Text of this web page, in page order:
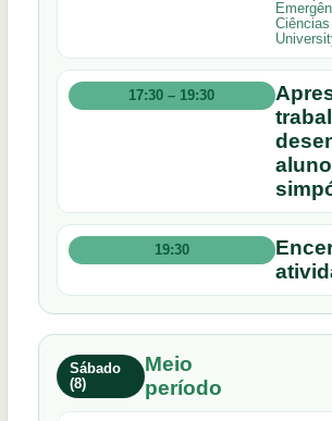
17:30 – 19:30
19:30
Sábado
(8)
Meio
período